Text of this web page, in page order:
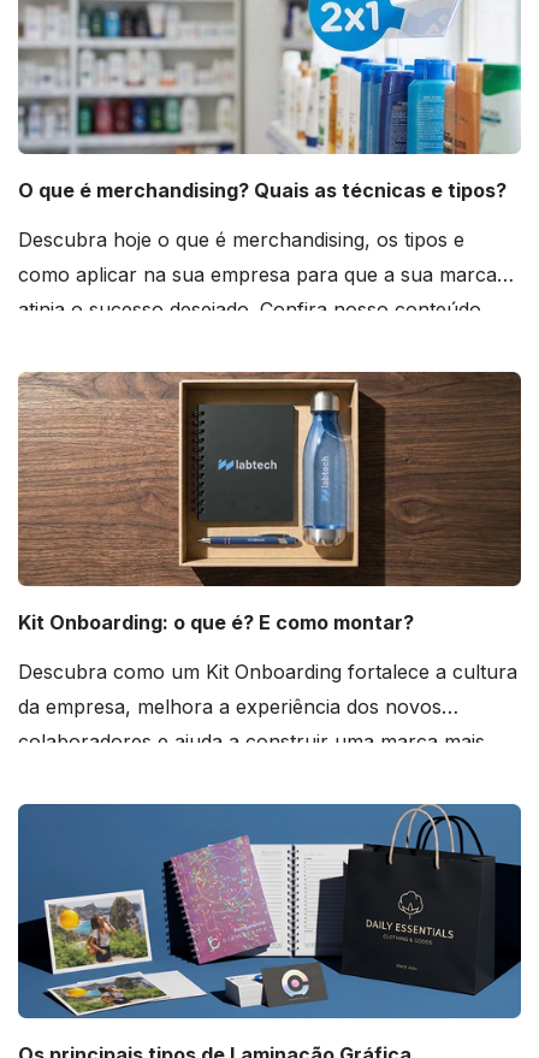
O que é merchandising? Quais as técnicas e tipos?
Descubra hoje o que é merchandising, os tipos e
como aplicar na sua empresa para que a sua marca
atinja o sucesso desejado. Confira nosso conteúdo
Kit Onboarding: o que é? E como montar?
Descubra como um Kit Onboarding fortalece a cultura
da empresa, melhora a experiência dos novos
colaboradores e ajuda a construir uma marca mais